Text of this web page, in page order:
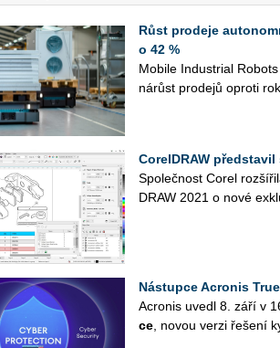
Růst prodeje
o 42 %
Mo­bi­le In­dustrial
ná­růst pro­dejů opro­ti
CorelDRAW
Spo­leč­nost Corel
DRAW 2021 o nové
Nástupce Acronis
Acro­nis uvedl 8. září v
ce, novou verzi ře­še­ní